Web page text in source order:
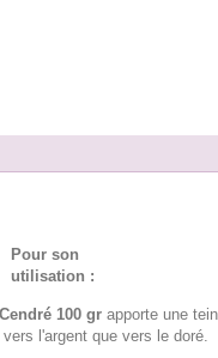
Pour son
utilisation :
100 gr apporte une
l'argent que vers le doré.